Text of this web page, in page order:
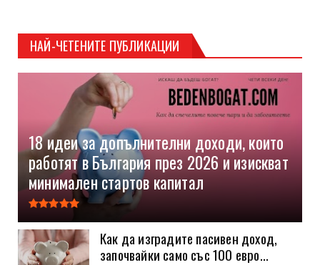
НАЙ-ЧЕТЕНИТЕ ПУБЛИКАЦИИ
18 идеи за допълнителни доходи, които
работят в България през 2026 и изискват
минимален стартов капитал
Как да изградите пасивен доход,
започвайки само със 100 евро...